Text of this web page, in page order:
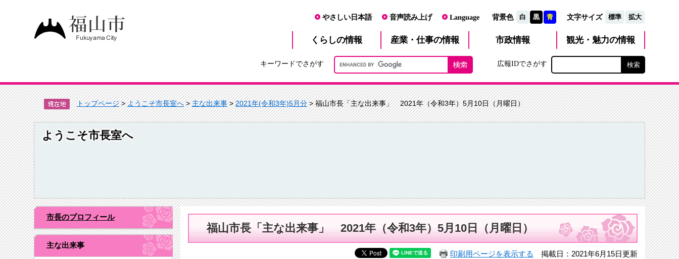
やさしい日本語 音声読み上げ Language 背景色 白 黒 青 文字サイズ 標準 拡大
くらしの情報 産業・仕事の情報 市政情報 観光・魅力の情報
キーワードでさがす 広報IDでさがす
トップページ>ようこそ市長室へ>主な出来事>2021年(令和3年)5月分> 福山市長「主な出来事」 2021年（令和3年）5月10日（月曜日）
ようこそ市長室へ
市長のプロフィール
主な出来事
福山市長「主な出来事」 2021年（令和3年）5月10日（月曜日）
印刷用ページを表示する 掲載日：2021年6月15日更新